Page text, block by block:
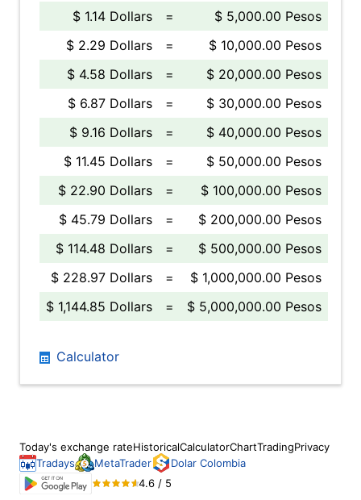
$ 1.14 Dollars
=
$ 5,000.00 Pesos
$ 2.29 Dollars
=
$ 10,000.00 Pesos
$ 4.58 Dollars
=
$ 20,000.00 Pesos
$ 6.87 Dollars
=
$ 30,000.00 Pesos
$ 9.16 Dollars
=
$ 40,000.00 Pesos
$ 11.45 Dollars
=
$ 50,000.00 Pesos
$ 22.90 Dollars
=
$ 100,000.00 Pesos
$ 45.79 Dollars
=
$ 200,000.00 Pesos
$ 114.48 Dollars
=
$ 500,000.00 Pesos
$ 228.97 Dollars
=
$ 1,000,000.00 Pesos
$ 1,144.85 Dollars
= $ 5,000,000.00 Pesos
Calculator
Today's exchange rateHistoricalCalculatorChartTradingPrivacy
Tradays
MetaTrader
Dolar Colombia
4.6 / 5